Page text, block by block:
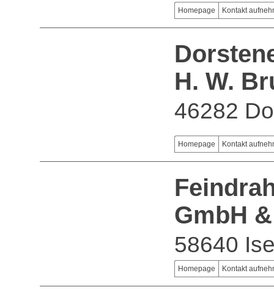
Homepage Kontakt
H. W.
46282
Homepage Kontakt
GmbH
58640
Homepage Kontakt